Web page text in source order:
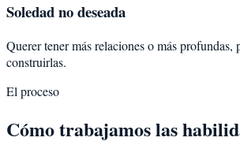
Soledad no deseada
Querer tener más relaciones o más profundas,
construirlas.
El proceso
Cómo trabajamos las